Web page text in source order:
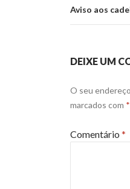
Aviso aos
DEIXE UM
O seu
marcados com *
Comentário *